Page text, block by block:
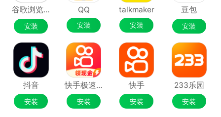
谷歌浏览器Google Chrome
安装
QQ
安装
talkmaker
安装
豆包
安装
抖音
安装
快手极速版
安装
快手
安装
233乐园
安装